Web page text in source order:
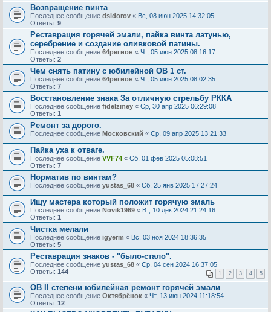
Возвращение винта
Последнее сообщение dsidorov « Вс, 08 июн 2025 14:32:05
Ответы: 9
Реставрация горячей эмали, пайка винта латунью,
серебрение и создание оливковой патины.
Последнее сообщение 64регион « Чт, 05 июн 2025 08:16:17
Ответы: 2
Чем снять патину с юбилейной ОВ 1 ст.
Последнее сообщение 64регион « Чт, 05 июн 2025 08:02:35
Ответы: 7
Восстановление знака За отличную стрельбу РККА
Последнее сообщение fidelzmey « Ср, 30 апр 2025 06:29:08
Ответы: 1
Ремонт за дорого.
Последнее сообщение Московский « Ср, 09 апр 2025 13:21:33
Пайка уха к отваге.
Последнее сообщение VVF74 « Сб, 01 фев 2025 05:08:51
Ответы: 7
Норматив по винтам?
Последнее сообщение yustas_68 « Сб, 25 янв 2025 17:27:24
Ищу мастера который положит горячую эмаль
Последнее сообщение Novik1969 « Вт, 10 дек 2024 21:24:16
Ответы: 1
Чистка мелали
Последнее сообщение igyerm « Вс, 03 ноя 2024 18:36:35
Ответы: 5
Реставрация знаков - "было-стало".
Последнее сообщение yustas_68 « Ср, 04 сен 2024 16:37:05
Ответы: 144 1 2 3 4 5
ОВ II степени юбилейная ремонт горячей эмали
Последнее сообщение Октябрёнок « Чт, 13 июн 2024 11:18:54
Ответы: 12